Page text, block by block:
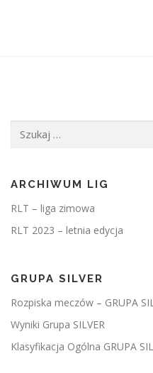
ARCHIWUM LIG
RLT – liga zimowa
RLT 2023 – letnia edycja
GRUPA SILVER
Rozpiska meczów – GRUPA
Wyniki Grupa SILVER
Klasyfikacja Ogólna GRUPA